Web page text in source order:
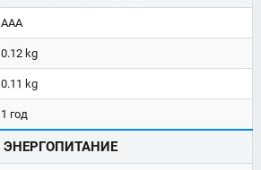
AAA
0.12 kg
0.11 kg
1 год
ЭНЕРГОПИТАНИЕ